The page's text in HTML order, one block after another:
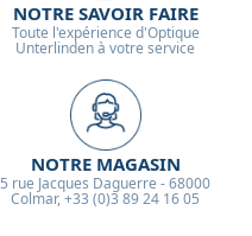
NOTRE SAVOIR FAIRE
Toute l'expérience d'Optique
Unterlinden à votre service
NOTRE MAGASIN
5 rue Jacques Daguerre - 68000
Colmar, +33 (0)3 89 24 16 05